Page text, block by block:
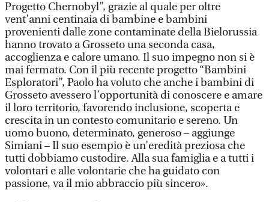
Progetto Chernobyl”, grazie al quale per oltre
vent’anni centinaia di bambine e bambini
provenienti dalle zone contaminate della Bielorussia
hanno trovato a Grosseto una seconda casa,
accoglienza e calore umano. Il suo impegno non si è
mai fermato. Con il più recente progetto “Bambini
Esploratori”, Paolo ha voluto che anche i bambini di
Grosseto avessero l’opportunità di conoscere e amare
il loro territorio, favorendo inclusione, scoperta e
crescita in un contesto comunitario e sereno. Un
uomo buono, determinato, generoso – aggiunge
Simiani – Il suo esempio è un’eredità preziosa che
tutti dobbiamo custodire. Alla sua famiglia e a tutti i
volontari e alle volontarie che ha guidato con
passione, va il mio abbraccio più sincero».